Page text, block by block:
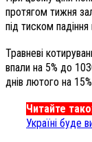
протягом тижня
під тиском
Травневі
впали на 5% до
днів лютого на
Читайте
Україні буде